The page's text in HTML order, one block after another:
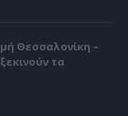
Θεσσαλονίκη –
τα